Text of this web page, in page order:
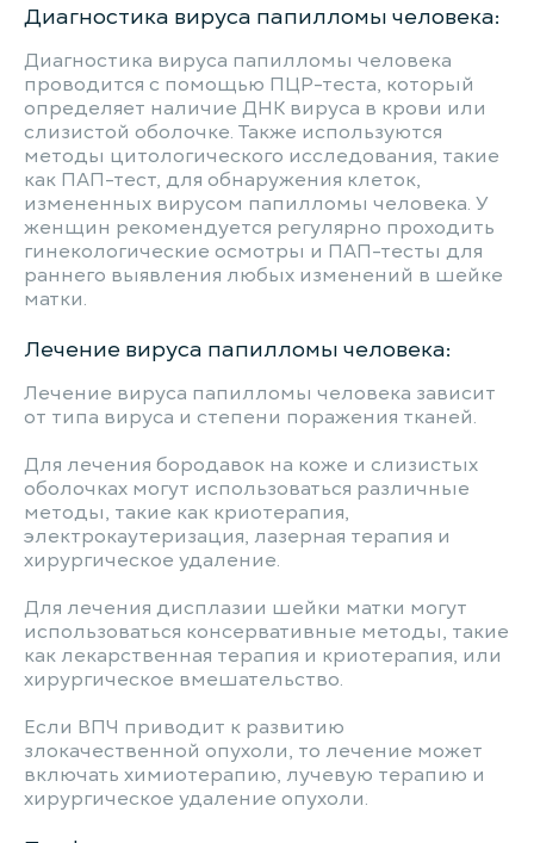
Диагностика вируса папилломы человека:
Диагностика вируса папилломы человека
проводится с помощью ПЦР-теста, который
определяет наличие ДНК вируса в крови или
слизистой оболочке. Также используются
методы цитологического исследования, такие
как ПАП-тест, для обнаружения клеток,
измененных вирусом папилломы человека. У
женщин рекомендуется регулярно проходить
гинекологические осмотры и ПАП-тесты для
раннего выявления любых изменений в шейке
матки.
Лечение вируса папилломы человека:
Лечение вируса папилломы человека зависит
от типа вируса и степени поражения тканей.
Для лечения бородавок на коже и слизистых
оболочках могут использоваться различные
методы, такие как криотерапия,
электрокаутеризация, лазерная терапия и
хирургическое удаление.
Для лечения дисплазии шейки матки могут
использоваться консервативные методы, такие
как лекарственная терапия и криотерапия, или
хирургическое вмешательство.
Если ВПЧ приводит к развитию
злокачественной опухоли, то лечение может
включать химиотерапию, лучевую терапию и
хирургическое удаление опухоли.